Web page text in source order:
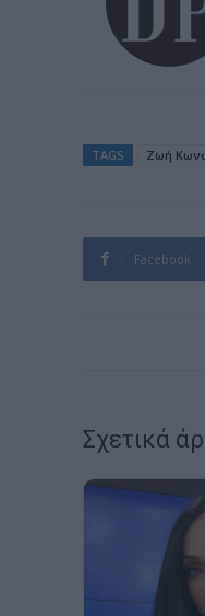
TAGS Ζωή
Facebook
Σχετικά